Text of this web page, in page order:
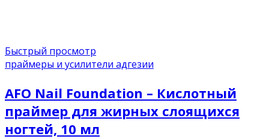
Быстрый просмотр
праймеры и усилители адгезии
AFO Nail Foundation – Кислотный
праймер для жирных слоящихся
ногтей, 10 мл